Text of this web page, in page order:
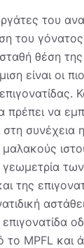
του
του
θέση
είναι οι
πρέπει να
συνέχεια
γεωμετρία
της
το MPFL και